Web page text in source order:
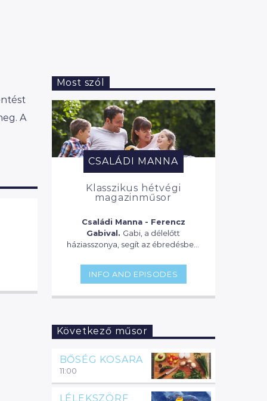
A
Most szól
CSALÁDI MANNA
Klasszikus hétvégi
magazinműsor
Családi Manna - Ferencz
Gabival. Gabi, a délelőtt
háziasszonya, segít az ébredésben,
legérdekesebb információkkal,
összedob egy fincsi reggelit, vagy
hogy mit nem szabad kihagyni a
Aztán ha már a gyerekek is fent
vannak, keres nekünk valami
mivel kössük le az örökmozgó
gyermekünket. Hoz néhány jó zenei
újdonságot, koncertet, kiállítást,
színdarabot. 9-től, mikor már
INFO AND EPISODES
Következő műsor
BŐSÉG KOSARA
11:00
LÉLEKSZÖRF